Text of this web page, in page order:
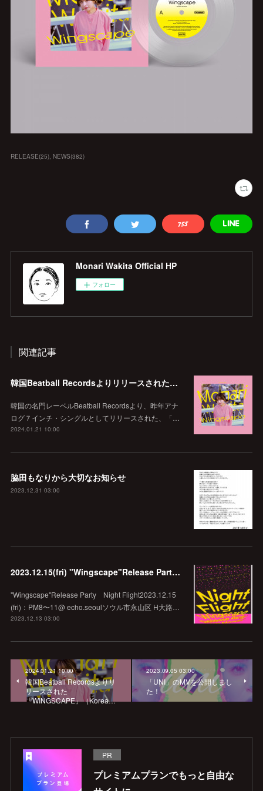
RELEASE(25) NEWS(382)
Monari Wakita Official HP
フォロー
関連記事
韓国Beatball Recordsよりリリースされた「WINGSCAPE」（Korean ver.）VIVID SOUNDで、1/28(日)発売決定！
韓国の名門レーベルBeatball Recordsより、昨年アナ
ログ７インチ・シングルとしてリリースされた、「…
2024.01.21 10:00
脇田もなりから大切なお知らせ
2023.12.31 03:00
2023.12.15(fri) "Wingscape"Release Party Night Flight @echo.seoul
"Wingscape"Release Party Night Flight2023.12.15
(fri)：PM8〜11@ echo.seoulソウル市永山区 H大路…
2023.12.13 03:00
2024.01.21 10:00
韓国Beatball Recordsよりリ
リースされた
「WINGSCAPE」（Korea…
2023.09.05 03:00
「UNI」のMVを公開しまし
た！
PR
プレミアムプランでもっと自由な